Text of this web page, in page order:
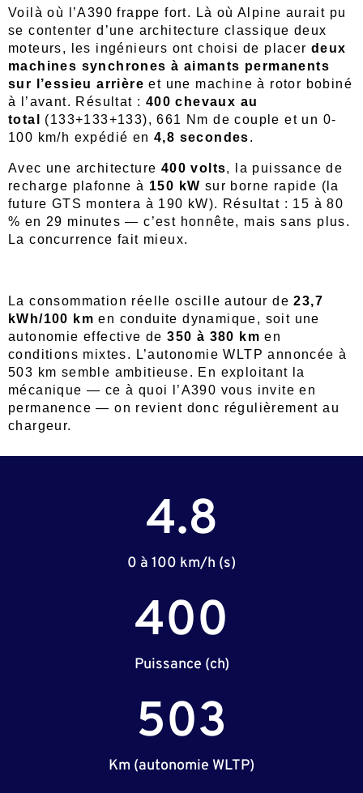
Voilà où l’A390 frappe fort. Là où Alpine aurait pu
se contenter d’une architecture classique deux
moteurs, les ingénieurs ont choisi de placer deux
machines synchrones à aimants permanents
sur l’essieu arrière et une machine à rotor bobiné
à l’avant. Résultat : 400 chevaux au
total
(133+133+133), 661 Nm de couple et un 0-
100 km/h expédié en 4,8 secondes.
Avec une architecture 400 volts, la puissance de
recharge plafonne à 150 kW sur borne rapide (la
future GTS montera à 190 kW). Résultat : 15 à 80
% en 29 minutes — c’est honnête, mais sans plus.
La concurrence fait mieux.
La consommation réelle oscille autour de23,7
kWh/100 km en conduite dynamique, soit une
autonomie effective de350 à 380 km en
conditions mixtes. L’autonomie WLTP annoncée à
503 km semble ambitieuse. En exploitant la
mécanique — ce à quoi l’A390 vous invite en
permanence — on revient donc régulièrement au
chargeur.
0 à 100 km/h (s)
4.8
Puissance (ch)
400
Km (autonomie WLTP)
503